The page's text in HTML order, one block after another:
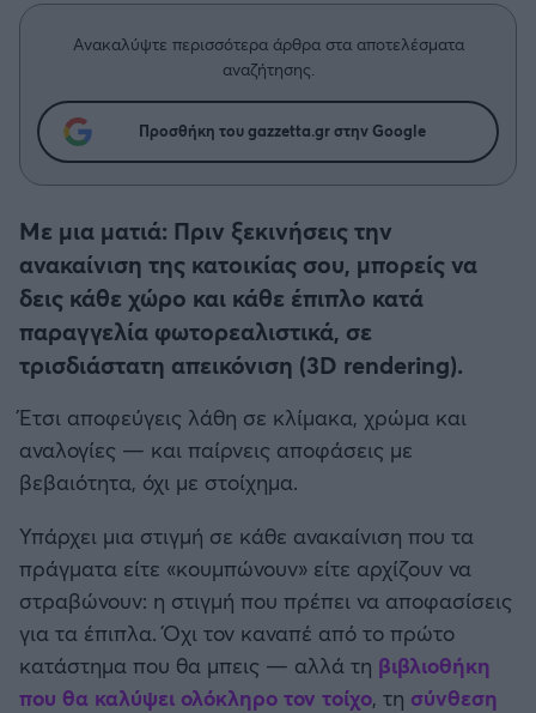
Δημήτρης Τσορμπατζόγλου
Άρης
Λεβαδειακός
ΟΦΗ
Βόλος
Ατρόμητος Αθηνών
Κηφισιά
Αστέρας Τρίπολης
Παναιτωλικός
Καλαμάτα
Ηρακλής
Μπαρτσελόνα
Μεγάλη μου Αγάπη
Μια Ιστορία από την Πόλη
Ανακαλύψτε περισσότερα άρθρα στα αποτελέσματα
αναζήτησης.
Προσθήκη του gazzetta.gr στην Google
Με μια ματιά: Πριν ξεκινήσεις την
ανακαίνιση της κατοικίας σου, μπορείς να
δεις κάθε χώρο και κάθε έπιπλο κατά
παραγγελία φωτορεαλιστικά, σε
τρισδιάστατη απεικόνιση (3D rendering).
Έτσι αποφεύγεις λάθη σε κλίμακα, χρώμα και
αναλογίες — και παίρνεις αποφάσεις με
βεβαιότητα, όχι με στοίχημα.
Υπάρχει μια στιγμή σε κάθε ανακαίνιση που τα
πράγματα είτε «κουμπώνουν» είτε αρχίζουν να
στραβώνουν: η στιγμή που πρέπει να αποφασίσεις
για τα έπιπλα. Όχι τον καναπέ από το πρώτο
κατάστημα που θα μπεις — αλλά τη βιβλιοθήκη
που θα καλύψει ολόκληρο τον τοίχο, τη σύνθεση